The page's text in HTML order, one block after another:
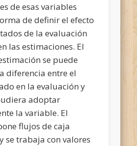
de esas variables
de definir el efecto
de la evaluación
las estimaciones. El
se puede
diferencia entre el
en la evaluación y
adoptar
la variable. El
flujos de caja
se trabaja con valores